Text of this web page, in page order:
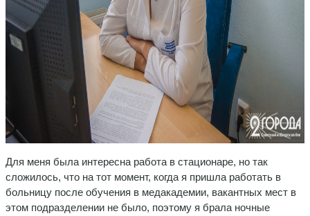
Для меня была интересна работа в стационаре, но так
сложилось, что на тот момент, когда я пришла работать в
больницу после обучения в медакадемии, вакантных мест в
этом подразделении не было, поэтому я брала ночные